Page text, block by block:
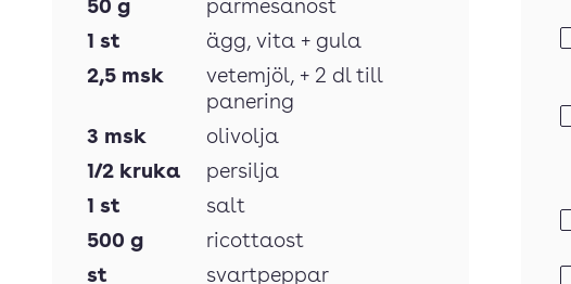
50 g
parmesanost
1 st ägg, vita + gula
2,5 msk vetemjöl, + 2 dl till
panering
3 msk
olivolja
1/2 kruka
persilja
1 st
salt
500 g
ricottaost
st
svartpeppar